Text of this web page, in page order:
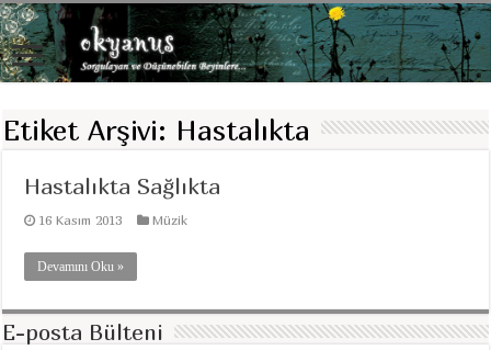
Etiket Arşivi: Hastalıkta
Hastalıkta Sağlıkta
16 Kasım 2013 Müzik
Devamını Oku »
E-posta Bülteni